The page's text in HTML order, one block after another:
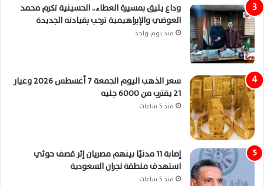
وداع يليق بمسيرة العطاء.. الحسينية تكرم محمد
العوضي والإبراهيمية ترحب بقيادته الجديدة
منذ يوم واحد
سعر الذهب اليوم الجمعة 7 أغسطس 2026 وعيار
21 يقترب من 6000 جنيه
منذ 5 ساعات
إصابة 11 مدنيًا بينهم مصريان إثر قصف حوثي
استهدف منطقة نجران السعودية
منذ 5 ساعات